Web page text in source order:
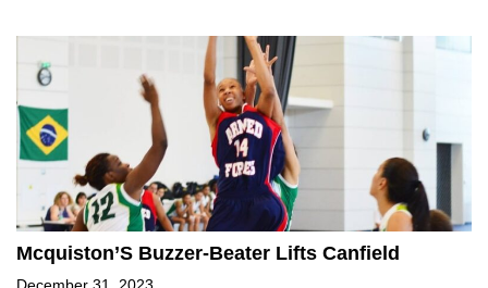
Mcquiston’S Buzzer-Beater Lifts Canfield
December 31, 2023